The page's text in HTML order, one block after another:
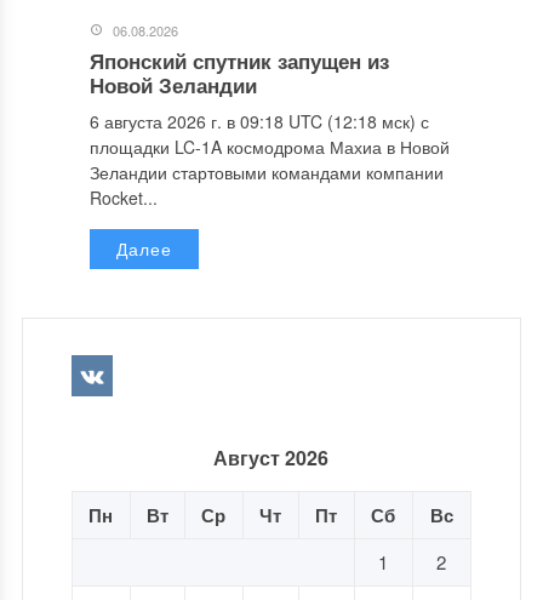
06.08.2026
Японский спутник запущен из
Новой Зеландии
6 августа 2026 г. в 09:18 UTC (12:18 мск) с
площадки LC-1A космодрома Махиа в Новой
Зеландии стартовыми командами компании
Rocket...
Далее
Август 2026
Пн Вт Ср Чт Пт Сб Вс
1
2